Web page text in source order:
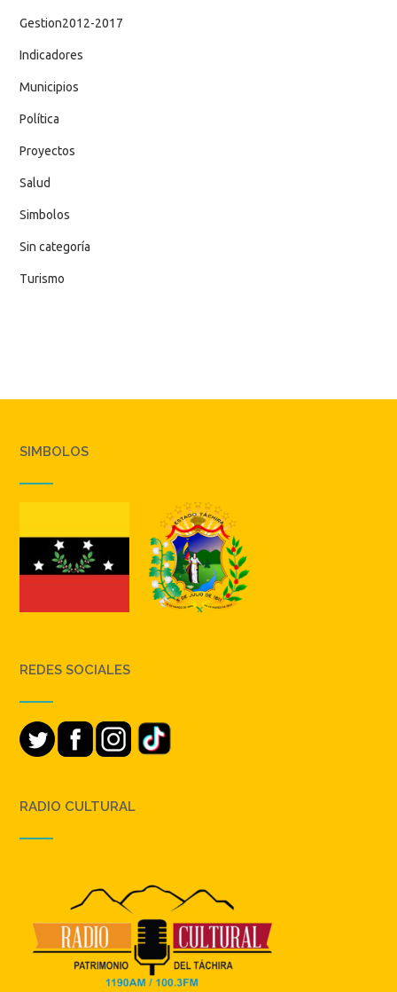
Gestion2012-2017
Indicadores
Municipios
Política
Proyectos
Salud
Simbolos
Sin categoría
Turismo
SIMBOLOS
REDES SOCIALES
RADIO CULTURAL